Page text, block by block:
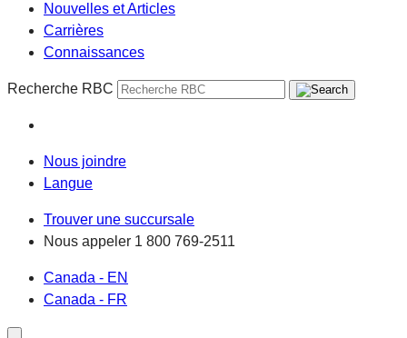
Nouvelles et Articles
Carrières
Connaissances
Recherche RBC
Nous joindre
Langue
Trouver une succursale
Nous appeler 1 800 769-2511
Canada - EN
Canada - FR